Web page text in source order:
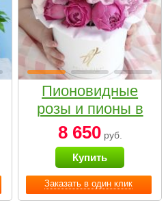
Заказать в один клик
Пионовидные
розы и пионы в
белой коробке
Small
8 650руб.
Купить